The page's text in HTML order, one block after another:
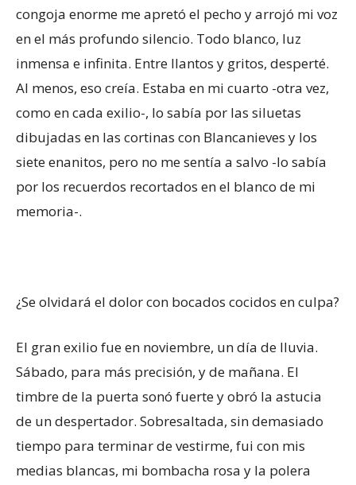
congoja enorme me apretó el pecho y arrojó mi voz
en el más profundo silencio. Todo blanco, luz
inmensa e infinita. Entre llantos y gritos, desperté.
Al menos, eso creía. Estaba en mi cuarto -otra vez,
como en cada exilio-, lo sabía por las siluetas
dibujadas en las cortinas con Blancanieves y los
siete enanitos, pero no me sentía a salvo -lo sabía
por los recuerdos recortados en el blanco de mi
memoria-.
¿Se olvidará el dolor con bocados cocidos en culpa?
El gran exilio fue en noviembre, un día de lluvia.
Sábado, para más precisión, y de mañana. El
timbre de la puerta sonó fuerte y obró la astucia
de un despertador. Sobresaltada, sin demasiado
tiempo para terminar de vestirme, fui con mis
medias blancas, mi bombacha rosa y la polera